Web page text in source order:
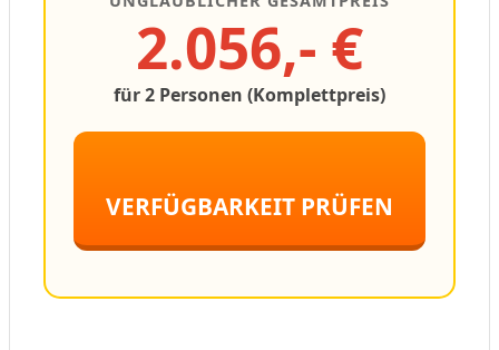
2.056,- €
für 2 Personen (Komplettpreis)
VERFÜGBARKEIT PRÜFEN